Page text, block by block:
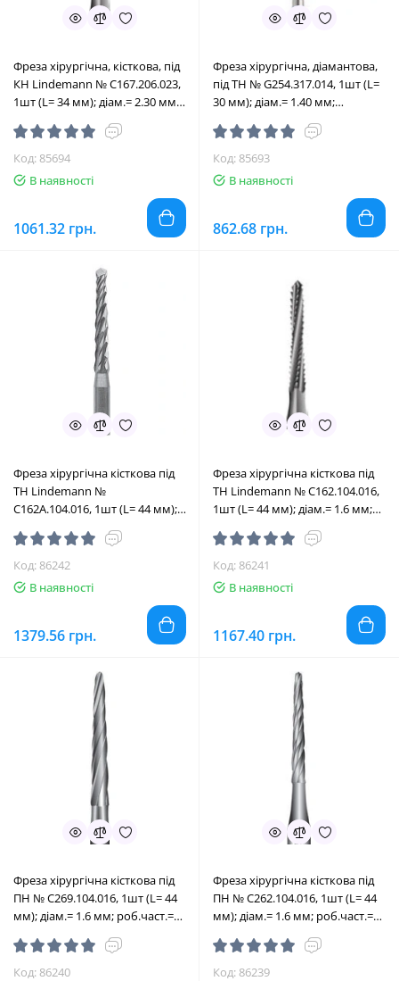
Фреза хірургічна, кісткова, під
КН Lindemann № C167.206.023,
1шт (L= 34 мм); діам.= 2.30 мм;
роб.част.= 10 мм (Edenta/
Едента)
Код: 85694
В наявності
1061.32 грн.
Фреза хірургічна, діамантова,
під ТН № G254.317.014, 1шт (L=
30 мм); діам.= 1.40 мм;
роб.част.= 6.0 мм (Edenta/
Едента)
Код: 85693
В наявності
862.68 грн.
Фреза хірургічна кісткова під
ТН Lindemann №
C162A.104.016, 1шт (L= 44 мм);
діам.= 1.6 мм; роб.част.= 10 мм
(Edenta/Едента)
Код: 86242
В наявності
1379.56 грн.
Фреза хірургічна кісткова під
ТН Lindemann № C162.104.016,
1шт (L= 44 мм); діам.= 1.6 мм;
роб.част.= 9.0 мм (Edenta/
Едента)
Код: 86241
В наявності
1167.40 грн.
Фреза хірургічна кісткова під
ПН № C269.104.016, 1шт (L= 44
мм); діам.= 1.6 мм; роб.част.=
11 мм (Edenta/Едента)
Код: 86240
Фреза хірургічна кісткова під
ПН № C262.104.016, 1шт (L= 44
мм); діам.= 1.6 мм; роб.част.=
11 мм (Edenta/Едента)
Код: 86239